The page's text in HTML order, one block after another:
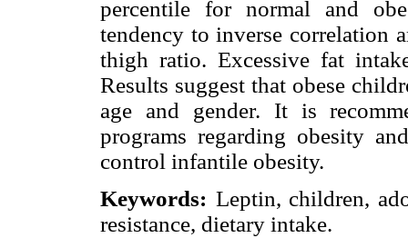
percentile for normal and
tendency to inverse correlation
thigh ratio. Excessive fat
Results suggest that obese
age and gender. It is
programs regarding obesity
control infantile obesity.
Keywords: Leptin, children,
resistance, dietary intake.